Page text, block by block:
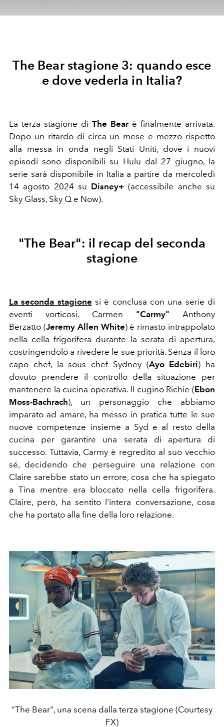
The Bear stagione 3: quando esce
e dove vederla in Italia?
La terza stagione di The Bearè finalmente arrivata.
Dopo un ritardo di circa un mese e mezzo rispetto
alla messa in onda negli Stati Uniti, dove i nuovi
episodi sono disponibili su Hulu dal 27 giugno, la
serie sarà disponibile in Italia a partire da mercoledì
14 agosto 2024 su Disney+ (accessibile anche su
Sky Glass, Sky Q e Now).
"The Bear": il recap del seconda
stagione
La seconda stagione si è conclusa con una serie di
eventi vorticosi. Carmen "Carmy" Anthony
Berzatto (Jeremy Allen White) è rimasto intrappolato
nella cella frigorifera durante la serata di apertura,
costringendolo a rivedere le sue priorità. Senza il loro
capo chef, la sous chef Sydney (Ayo Edebiri) ha
dovuto prendere il controllo della situazione per
mantenere la cucina operativa. Il cugino Richie (Ebon
Moss-Bachrach), un personaggio che abbiamo
imparato ad amare, ha messo in pratica tutte le sue
nuove competenze insieme a Syd e al resto della
cucina per garantire una serata di apertura di
successo. Tuttavia, Carmy è regredito al suo vecchio
sé, decidendo che perseguire una relazione con
Claire sarebbe stato un errore, cosa che ha spiegato
a Tina mentre era bloccato nella cella frigorifera.
Claire, però, ha sentito l'intera conversazione, cosa
che ha portato alla fine della loro relazione.
"The Bear", una scena dalla terza stagione (Courtesy
FX)